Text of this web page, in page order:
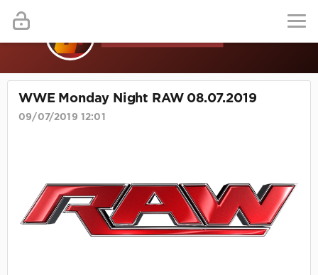
WWE Monday Night RAW 08.07.2019
09/07/2019 12:01